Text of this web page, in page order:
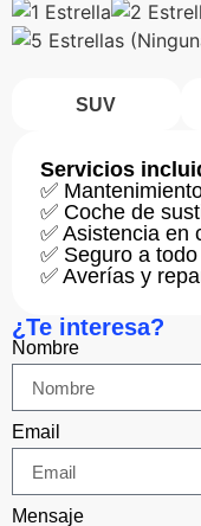
SUV
Servicios
✅
✅ Coche de
✅ Asistencia en
✅ Seguro a
✅ Averías y
¿Te interesa?
Nombre
Email
Mensaje